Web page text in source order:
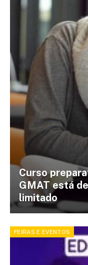
Curso
GMAT está
limitado
FEIRAS E EVENTOS